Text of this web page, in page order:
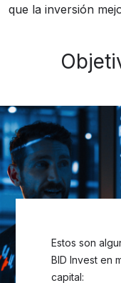
que la inversión
Estos son
BID Invest en
capital: